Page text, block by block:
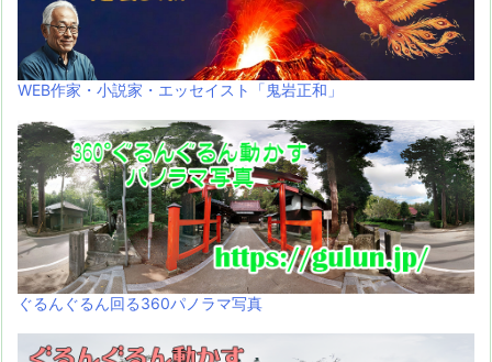
WEB作家・小説家・エッセイスト「鬼岩正和」
ぐるんぐるん回る360パノラマ写真